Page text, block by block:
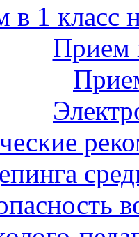
в 1 класс
Прием